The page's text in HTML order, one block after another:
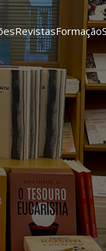
RevistasFormação